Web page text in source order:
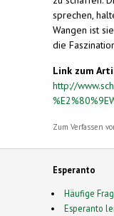
sprechen,
Wangen ist
die
Link zum
http://
Zum Verfassen
Esperanto
Häufige
Esperanto